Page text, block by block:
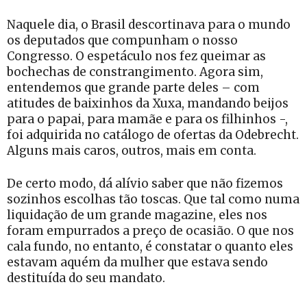
Naquele dia, o Brasil descortinava para o mundo
os deputados que compunham o nosso
Congresso. O espetáculo nos fez queimar as
bochechas de constrangimento. Agora sim,
entendemos que grande parte deles – com
atitudes de baixinhos da Xuxa, mandando beijos
para o papai, para mamãe e para os filhinhos -,
foi adquirida no catálogo de ofertas da Odebrecht.
Alguns mais caros, outros, mais em conta.
De certo modo, dá alívio saber que não fizemos
sozinhos escolhas tão toscas. Que tal como numa
liquidação de um grande magazine, eles nos
foram empurrados a preço de ocasião. O que nos
cala fundo, no entanto, é constatar o quanto eles
estavam aquém da mulher que estava sendo
destituída do seu mandato.